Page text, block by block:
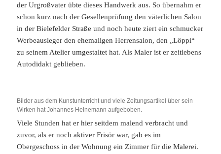
der Urgroßvater übte dieses Handwerk aus. So übernahm er
schon kurz nach der Gesellenprüfung den väterlichen Salon
in der Bielefelder Straße und noch heute ziert ein schmucker
Werbeausleger den ehemaligen Herrensalon, den „Löppi“
zu seinem Atelier umgestaltet hat. Als Maler ist er zeitlebens
Autodidakt geblieben.
Bilder aus dem Kunstunterricht und viele Zeitungsartikel über sein
Wirken hat Johannes Heinemann aufgeboben.
Viele Stunden hat er hier seitdem malend verbracht und
zuvor, als er noch aktiver Frisör war, gab es im
Obergeschoss in der Wohnung ein Zimmer für die Malerei.